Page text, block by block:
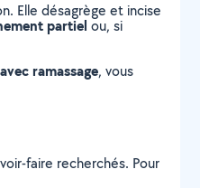
Elle désagrège et incise
partiel ou, si
ramassage, vous
faire recherchés. Pour